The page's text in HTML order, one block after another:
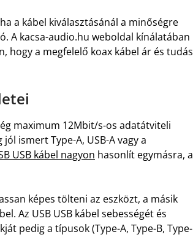
a kábel kiválasztásánál a minőségre
A kacsa-audio.hu weboldal kínálatában
hogy a megfelelő koax kábel ár és tudás
maximum 12Mbit/s-os adatátviteli
ismert Type-A, USB-A vagy a
USB kábel nagyon hasonlít egymásra, a
képes tölteni az eszközt, a másik
Az USB USB kábel sebességét és
pedig a típusok (Type-A, Type-B, Type-